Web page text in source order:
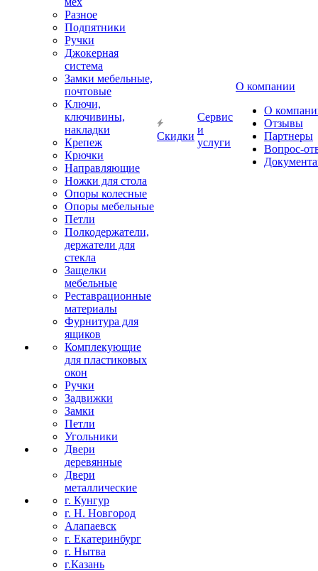
Разное
Подпятники
Ручки
Джокерная
система
Замки мебельные,
почтовые
Ключи,
ключивины,
накладки
Крепеж
Крючки
Направляющие
Ножки для стола
Опоры колесные
Опоры мебельные
Петли
Полкодержатели,
держатели для
стекла
Защелки
мебельные
Реставрационные
материалы
Фурнитура для
ящиков
Комплекующие
для пластиковых
окон
Ручки
Задвижки
Замки
Петли
Угольники
Двери
деревянные
Двери
металлические
г. Кунгур
г. Н. Новгород
Алапаевск
г. Екатеринбург
г. Нытва
г.Казань
Скидки
Сервис
и
услуги
О компании
О
Отзывы
Партнеры
Вопрос-